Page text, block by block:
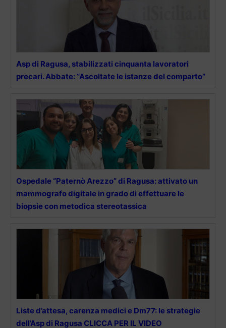
Asp di Ragusa, stabilizzati cinquanta lavoratori
precari. Abbate: “Ascoltate le istanze del comparto”
Ospedale “Paternò Arezzo” di Ragusa: attivato un
mammografo digitale in grado di effettuare le
biopsie con metodica stereotassica
Liste d’attesa, carenza medici e Dm77: le strategie
dell’Asp di Ragusa CLICCA PER IL VIDEO